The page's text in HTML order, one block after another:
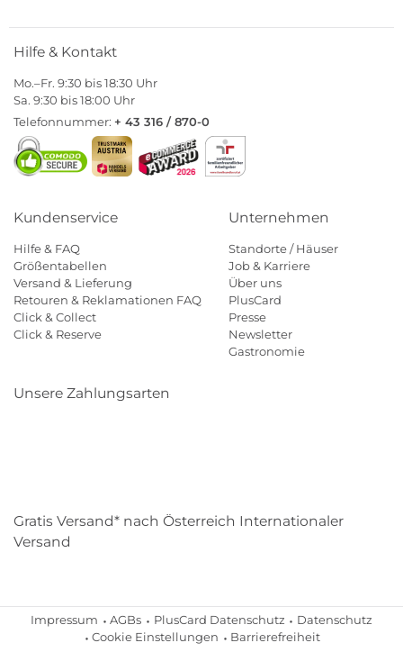
Hilfe & Kontakt
Mo.–Fr. 9:30 bis 18:30 Uhr
Sa. 9:30 bis 18:00 Uhr
Telefonnummer: + 43 316 / 870-0
Kundenservice
Hilfe & FAQ
Größentabellen
Versand & Lieferung
Retouren & Reklamationen FAQ
Click & Collect
Click & Reserve
Unternehmen
Standorte / Häuser
Job & Karriere
Über uns
PlusCard
Presse
Newsletter
Gastronomie
Unsere Zahlungsarten
Gratis Versand* nach Österreich Internationaler
Versand
Impressum AGBs PlusCard Datenschutz
Datenschutz
Cookie Einstellungen
Barrierefreiheit